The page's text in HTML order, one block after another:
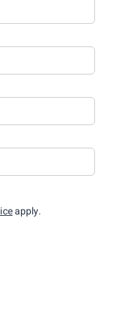
apply.